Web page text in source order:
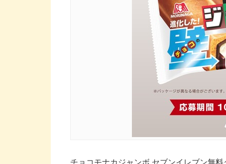
チョコモナカジャンボ セブンイレブン無